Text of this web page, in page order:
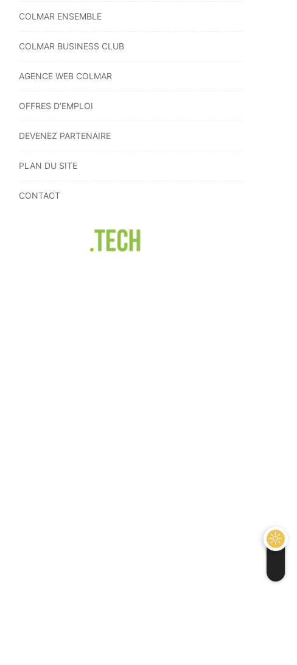
COLMAR ENSEMBLE
COLMAR BUSINESS CLUB
AGENCE WEB COLMAR
OFFRES D’EMPLOI
DEVENEZ PARTENAIRE
PLAN DU SITE
CONTACT